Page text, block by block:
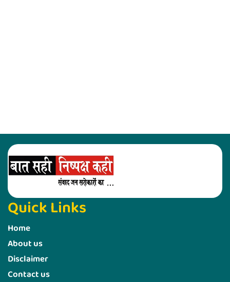
Quick Links
Home
About us
Disclaimer
Contact us